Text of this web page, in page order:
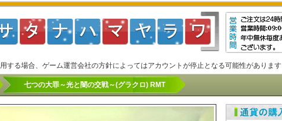
する場合、ゲーム運営会社の方針によってはアカウントが停止となる可能性があります
七つの大罪～光と闇の交戦～(グラクロ) RMT